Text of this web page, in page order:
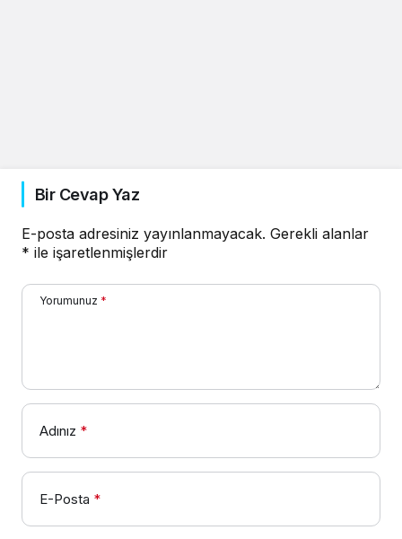
Bir Cevap Yaz
E-posta adresiniz yayınlanmayacak. Gerekli alanlar
* ile işaretlenmişlerdir
Yorumunuz *
Adınız *
E-Posta *